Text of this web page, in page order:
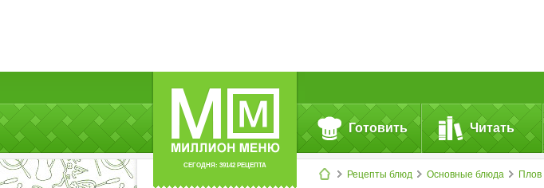
СЕГОДНЯ: 39142 РЕЦЕПТА
Готовить Читать
Рецепты блюд Основные блюда Плов